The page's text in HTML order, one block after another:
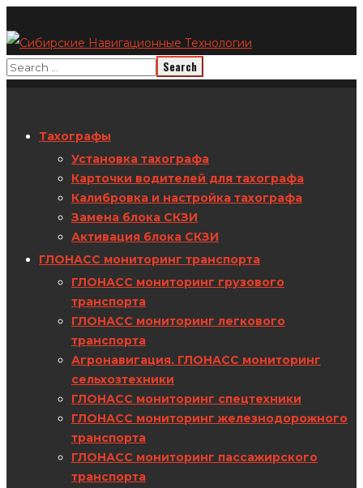
Тахографы
Установка тахографа
Карточки водителей для тахографа
Калибровка и настройка тахографа
Замена блока СКЗИ
Активация блока СКЗИ
ГЛОНАСС мониторинг транспорта
ГЛОНАСС мониторинг грузового
транспорта
ГЛОНАСС мониторинг легкового
транспорта
Агронавигация. ГЛОНАСС мониторинг
сельхозтехники
ГЛОНАСС мониторинг спецтехники
ГЛОНАСС мониторинг железнодорожного
транспорта
ГЛОНАСС мониторинг пассажирского
транспорта